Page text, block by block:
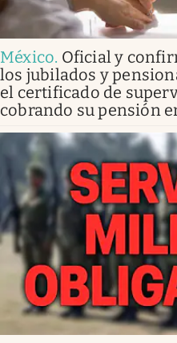
México. Oficial y
los jubilados y
el certificado de
cobrando su pensión